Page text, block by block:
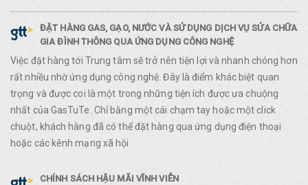
ĐẶT HÀNG GAS, GẠO, NƯỚC VÀ SỬ DỤNG DỊCH VỤ SỬA CHỮA
GIA ĐÌNH THÔNG QUA ỨNG DỤNG CÔNG NGHỆ
Việc đặt hàng tới Trung tâm sẽ trở nên tiện lợi và nhanh chóng hơn
rất nhiều nhờ ứng dụng công nghệ. Đây là điểm khác biệt quan
trọng và được coi là một trong những tiện ích được ưa chuộng
nhất của GasTuTe. Chỉ bằng một cái chạm tay hoặc một click
chuột, khách hàng đã có thể đặt hàng qua ứng dụng điện thoại
hoặc các kênh mạng xã hội
CHÍNH SÁCH HẬU MÃI VĨNH VIỄN